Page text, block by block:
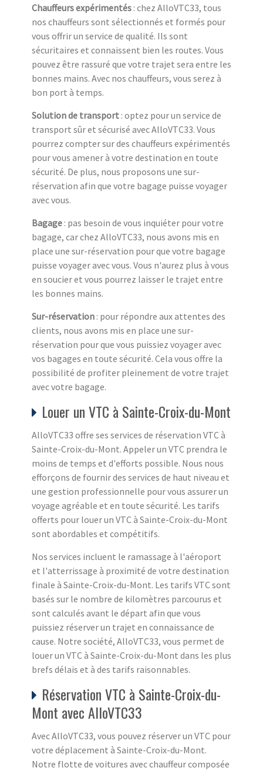
Chauffeurs expérimentés : chez AlloVTC33, tous
nos chauffeurs sont sélectionnés et formés pour
vous offrir un service de qualité. Ils sont
sécuritaires et connaissent bien les routes. Vous
pouvez être rassuré que votre trajet sera entre les
bonnes mains. Avec nos chauffeurs, vous serez à
bon port à temps.
Solution de transport : optez pour un service de
transport sûr et sécurisé avec AlloVTC33. Vous
pourrez compter sur des chauffeurs expérimentés
pour vous amener à votre destination en toute
sécurité. De plus, nous proposons une sur-
réservation afin que votre bagage puisse voyager
avec vous.
Bagage : pas besoin de vous inquiéter pour votre
bagage, car chez AlloVTC33, nous avons mis en
place une sur-réservation pour que votre bagage
puisse voyager avec vous. Vous n'aurez plus à vous
en soucier et vous pourrez laisser le trajet entre
les bonnes mains.
Sur-réservation : pour répondre aux attentes des
clients, nous avons mis en place une sur-
réservation pour que vous puissiez voyager avec
vos bagages en toute sécurité. Cela vous offre la
possibilité de profiter pleinement de votre trajet
avec votre bagage.
Louer un VTC à Sainte-Croix-du-Mont
AlloVTC33 offre ses services de réservation VTC à
Sainte-Croix-du-Mont. Appeler un VTC prendra le
moins de temps et d'efforts possible. Nous nous
efforçons de fournir des services de haut niveau et
une gestion professionnelle pour vous assurer un
voyage agréable et en toute sécurité. Les tarifs
offerts pour louer un VTC à Sainte-Croix-du-Mont
sont abordables et compétitifs.
Nos services incluent le ramassage à l'aéroport
et l'atterrissage à proximité de votre destination
finale à Sainte-Croix-du-Mont. Les tarifs VTC sont
basés sur le nombre de kilomètres parcourus et
sont calculés avant le départ afin que vous
puissiez réserver un trajet en connaissance de
cause. Notre société, AlloVTC33, vous permet de
louer un VTC à Sainte-Croix-du-Mont dans les plus
brefs délais et à des tarifs raisonnables.
Réservation VTC à Sainte-Croix-du-
Mont avec AlloVTC33
Avec AlloVTC33, vous pouvez réserver un VTC pour
votre déplacement à Sainte-Croix-du-Mont.
Notre flotte de voitures avec chauffeur composée